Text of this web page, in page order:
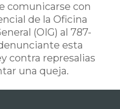
comunicarse con
de la Oficina
(OIG) al 787-
esta
contra represalias
una queja.